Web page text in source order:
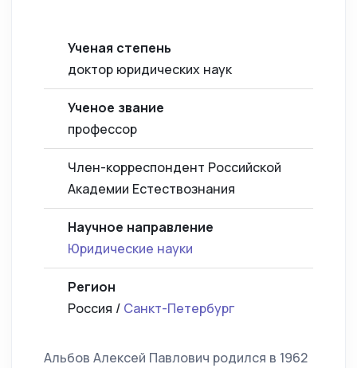
Ученая степень
доктор юридических наук
Ученое звание
профессор
Член-корреспондент Российской
Академии Естествознания
Научное направление
Юридические науки
Регион
Россия / Санкт-Петербург
Альбов Алексей Павлович родился в 1962